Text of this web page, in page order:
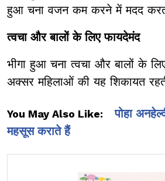
हुआ चना वजन कम करने में मदद
त्वचा और बालों के लिए फायदेमंद
भीगा हुआ चना त्वचा और बालों के
अक्सर महिलाओं की यह शिकायत
You May Also Like:
पोहा
महसूस कराते हैं